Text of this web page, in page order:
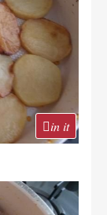
in it